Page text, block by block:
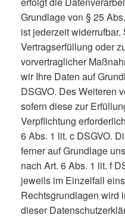
Grundlage von § 25
ist jederzeit
Vertragserfüllung oder
vorvertraglicher
wir Ihre Daten auf
DSGVO. Des Weiteren
sofern diese zur
Verpflichtung
6 Abs. 1 lit. c DSGVO.
ferner auf Grundlage
nach Art. 6 Abs. 1 lit. f
jeweils im Einzelfall
Rechtsgrundlagen wird
dieser